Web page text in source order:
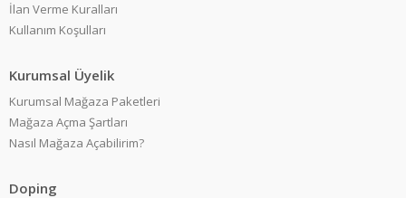
İlan Verme Kuralları
Kullanım Koşulları
Kurumsal Üyelik
Kurumsal Mağaza Paketleri
Mağaza Açma Şartları
Nasıl Mağaza Açabilirim?
Doping